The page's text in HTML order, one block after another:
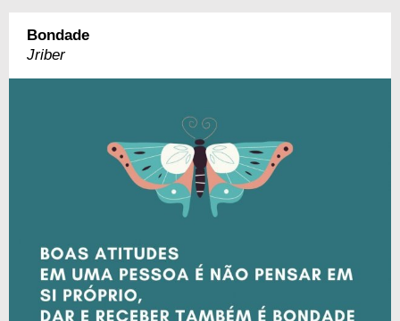
Bondade
Jriber